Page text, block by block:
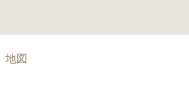
地図